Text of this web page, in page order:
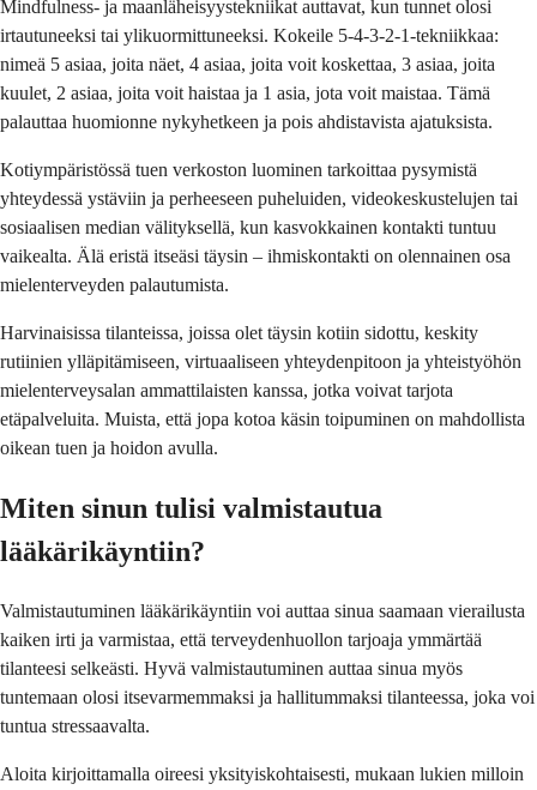
Mindfulness- ja maanläheisyystekniikat auttavat, kun tunnet olosi
irtautuneeksi tai ylikuormittuneeksi. Kokeile 5-4-3-2-1-tekniikkaa:
nimeä 5 asiaa, joita näet, 4 asiaa, joita voit koskettaa, 3 asiaa, joita
kuulet, 2 asiaa, joita voit haistaa ja 1 asia, jota voit maistaa. Tämä
palauttaa huomionne nykyhetkeen ja pois ahdistavista ajatuksista.
Kotiympäristössä tuen verkoston luominen tarkoittaa pysymistä
yhteydessä ystäviin ja perheeseen puheluiden, videokeskustelujen tai
sosiaalisen median välityksellä, kun kasvokkainen kontakti tuntuu
vaikealta. Älä eristä itseäsi täysin – ihmiskontakti on olennainen osa
mielenterveyden palautumista.
Harvinaisissa tilanteissa, joissa olet täysin kotiin sidottu, keskity
rutiinien ylläpitämiseen, virtuaaliseen yhteydenpitoon ja yhteistyöhön
mielenterveysalan ammattilaisten kanssa, jotka voivat tarjota
etäpalveluita. Muista, että jopa kotoa käsin toipuminen on mahdollista
oikean tuen ja hoidon avulla.
Miten sinun tulisi valmistautua
lääkärikäyntiin?
Valmistautuminen lääkärikäyntiin voi auttaa sinua saamaan vierailusta
kaiken irti ja varmistaa, että terveydenhuollon tarjoaja ymmärtää
tilanteesi selkeästi. Hyvä valmistautuminen auttaa sinua myös
tuntemaan olosi itsevarmemmaksi ja hallitummaksi tilanteessa, joka voi
tuntua stressaavalta.
Aloita kirjoittamalla oireesi yksityiskohtaisesti, mukaan lukien milloin